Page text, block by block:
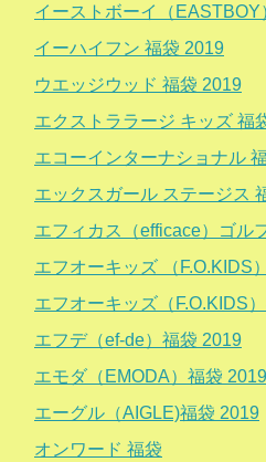
イーストボーイ（EASTBOY
イーハイフン 福袋 2019
ウエッジウッド 福袋 2019
エクストララージ キッズ 福
エコーインターナショナル
エックスガール ステージス
エフィカス（efficace）ゴル
エフオーキッズ （F.O.KIDS
エフオーキッズ（F.O.KIDS
エフデ（ef-de）福袋 2019
エモダ（EMODA）福袋 2019
エーグル（AIGLE)福袋 2019
オンワード 福袋